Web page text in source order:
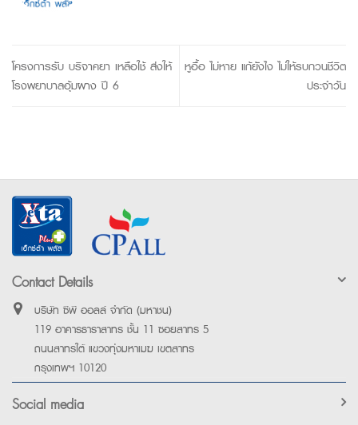
โครงการรับ บริจาคยา เหลือใช้ ส่งให้
โรงพยาบาลอุ้มผาง ปี 6
หูอื้อ ไม่หาย แก้ยังไง ไม่ให้รบกวนชีวิต
ประจำวัน
Contact Details
บริษัท ซีพี ออลล์ จำกัด (มหาชน)
119 อาคารธาราสาทร ชั้น 11 ซอยสาทร 5
ถนนสาทรใต้ แขวงทุ่งมหาเมฆ เขตสาทร
กรุงเทพฯ 10120
Social media